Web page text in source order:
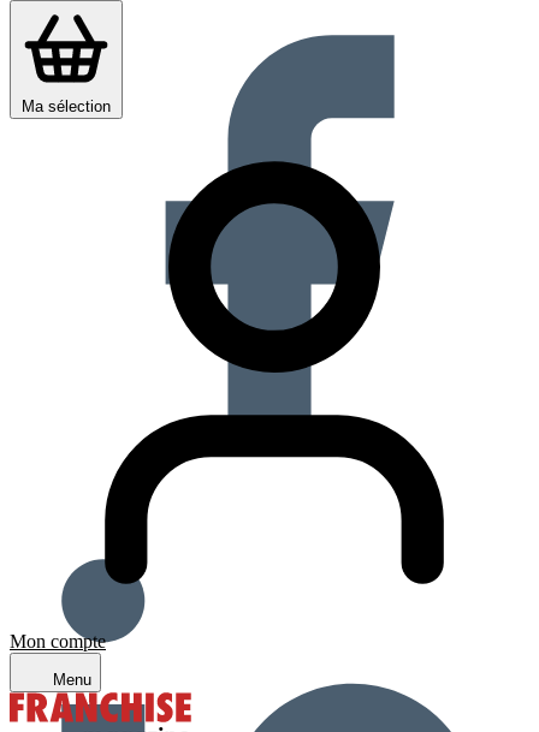
Ma sélection
Mon compte
Menu